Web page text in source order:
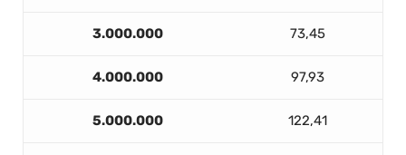
3.000.000 73,45
4.000.000 97,93
5.000.000 122,41